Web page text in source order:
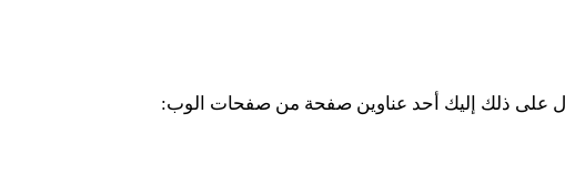
على ذلك إليك أحد عناوين صفحة من صفحات الوب: